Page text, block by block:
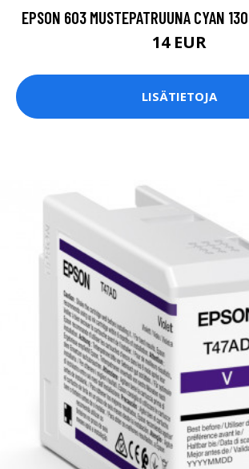
EPSON 603 MUSTEPATRUUNA CYAN
14 EUR
LISÄTIETOJA